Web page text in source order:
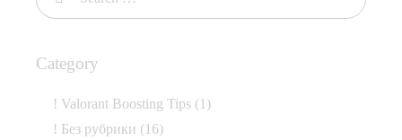
Category
! Valorant Boosting Tips (1)
! Без рубрики (16)